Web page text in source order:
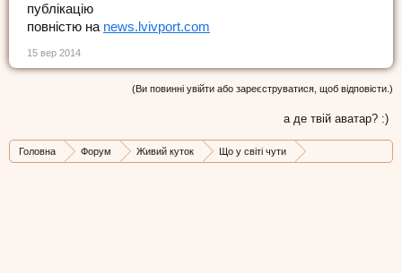
публікацію
повністю на news.lvivport.com
15 вер 2014
(Ви повинні увійти або зареєструватися, щоб відповісти.)
а де твій аватар? :)
Головна Форум Живий куток
Що у світі чути